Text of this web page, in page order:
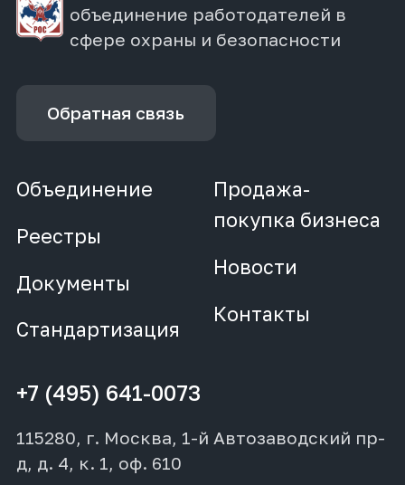
объединение работодателей в
сфере охраны и безопасности
Обратная связь
Объединение
Реестры
Документы
Стандартизация
Продажа-
покупка бизнеса
Новости
Контакты
+7 (495) 641-0073
115280, г. Москва, 1-й Автозаводский пр-
д, д. 4, к. 1, оф. 610